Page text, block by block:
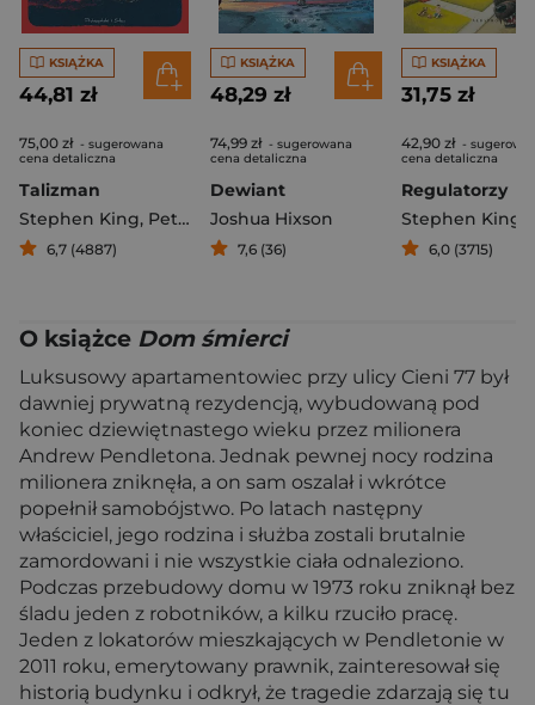
KSIĄŻKA
44,81 zł
75,00 zł - sugerowana
cena detaliczna
Talizman
Stephen King, Peter Straub
6,7 (4887)
KSIĄŻKA
48,29 zł
74,99 zł - sugerowana
cena detaliczna
Dewiant
Joshua Hixson
7,6 (36)
KSIĄŻKA
31,75 zł
42,90 zł -
cena detaliczna
Regulatorzy
Stephen King
6,0 (3715)
O książce Dom śmierci
Luksusowy apartamentowiec przy ulicy Cieni 77 był
dawniej prywatną rezydencją, wybudowaną pod
koniec dziewiętnastego wieku przez milionera
Andrew Pendletona. Jednak pewnej nocy rodzina
milionera zniknęła, a on sam oszalał i wkrótce
popełnił samobójstwo. Po latach następny
właściciel, jego rodzina i służba zostali brutalnie
zamordowani i nie wszystkie ciała odnaleziono.
Podczas przebudowy domu w 1973 roku zniknął bez
śladu jeden z robotników, a kilku rzuciło pracę.
Jeden z lokatorów mieszkających w Pendletonie w
2011 roku, emerytowany prawnik, zainteresował się
historią budynku i odkrył, że tragedie zdarzają się tu